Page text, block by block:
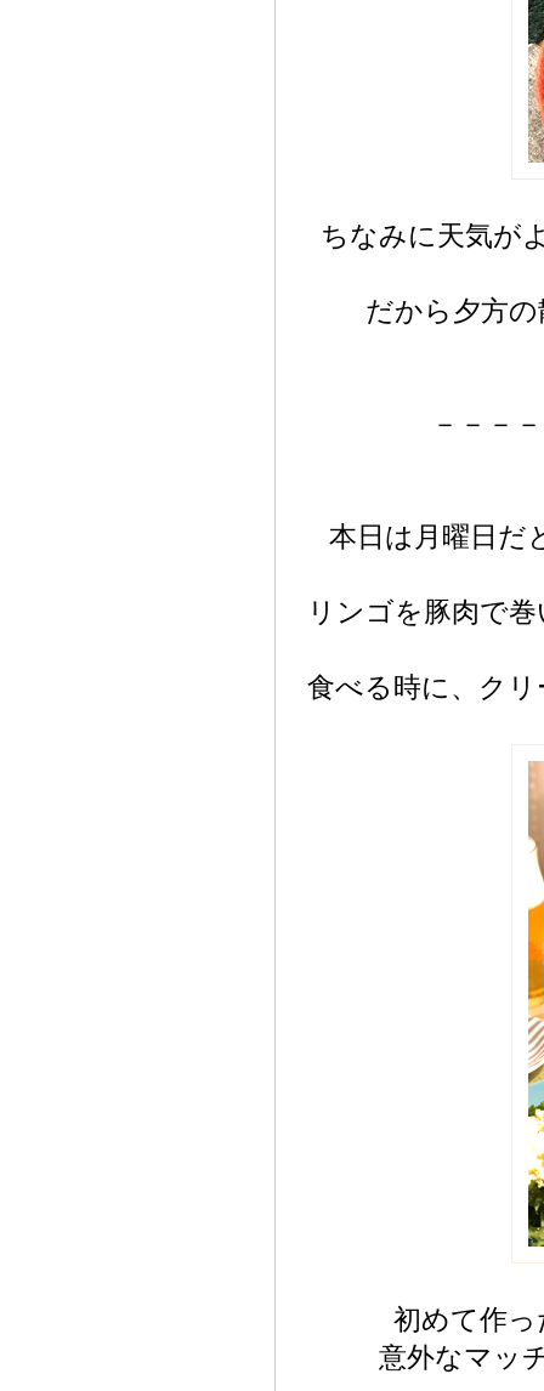
ちなみに天気が
だから夕方
－－－
本日は月曜日だ
リンゴを豚肉で
食べる時に、ク
初めて作
意外なマッ